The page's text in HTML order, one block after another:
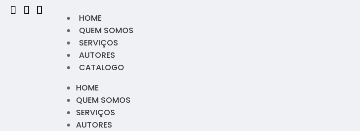
HOME
QUEM SOMOS
SERVIÇOS
AUTORES
CATALOGO
HOME
QUEM SOMOS
SERVIÇOS
AUTORES